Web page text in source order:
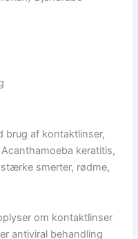
brug af kontaktlinser,
keratitis,
smerter, rødme,
om kontaktlinser
antiviral behandling